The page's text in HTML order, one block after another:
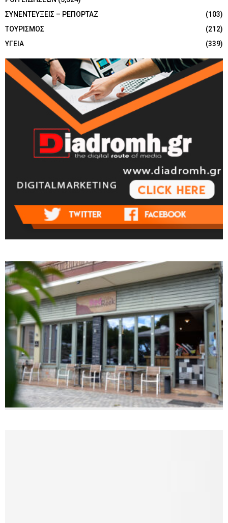
ΣΥΝΕΝΤΕΥΞΕΙΣ – ΡΕΠΟΡΤΑΖ
(103)
ΤΟΥΡΙΣΜΟΣ
(212)
ΥΓΕΙΑ
(339)